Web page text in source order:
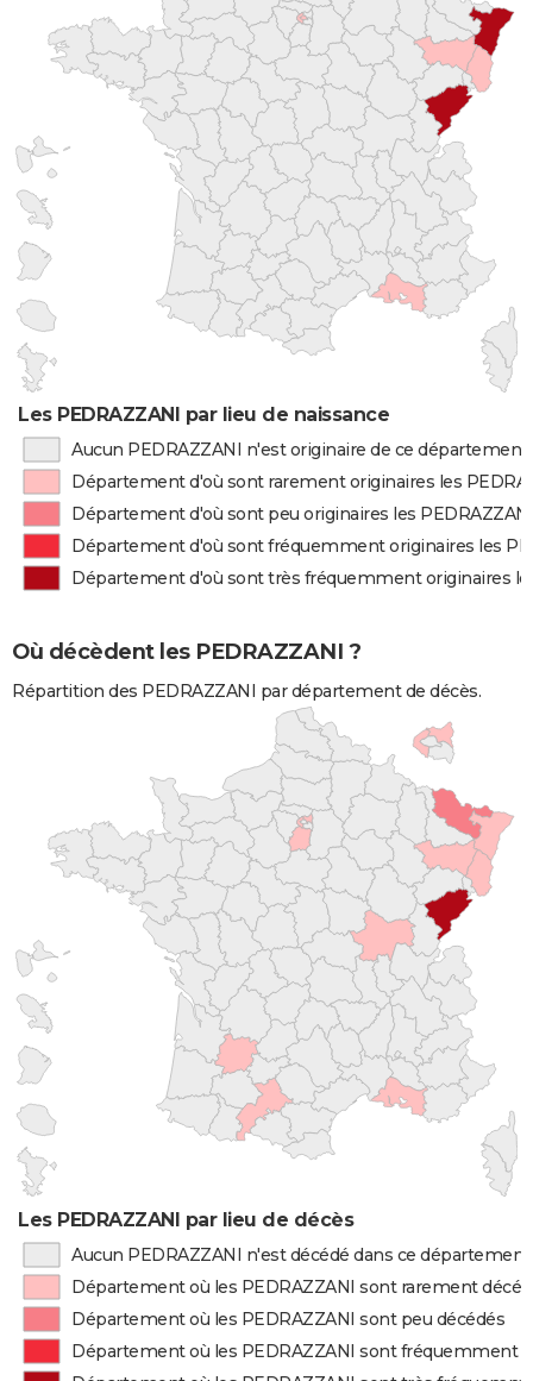
Les PEDRAZZANI par lieu de naissance
Aucun PEDRAZZANI n'est originaire de ce département
Département d'où sont rarement originaires les
Département d'où sont peu originaires les
Département d'où sont fréquemment originaires les
Département d'où sont très fréquemment originaires
Où décèdent les PEDRAZZANI ?
Répartition des PEDRAZZANI par département de décès.
Les PEDRAZZANI par lieu de décès
Aucun PEDRAZZANI n'est décédé dans ce département
Département où les PEDRAZZANI sont rarement
Département où les PEDRAZZANI sont peu décédés
Département où les PEDRAZZANI sont fréquemment